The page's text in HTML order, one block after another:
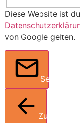
Diese Website ist
von Google gelten.
Senden
Zurück